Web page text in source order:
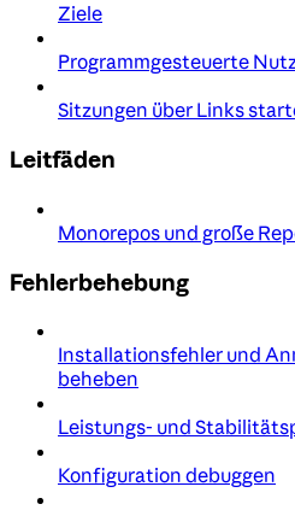
Ziele
Programmgesteuerte
Sitzungen über Links
Leitfäden
Monorepos und große
Fehlerbehebung
Installationsfehler und
beheben
Leistungs- und
Konfiguration debuggen